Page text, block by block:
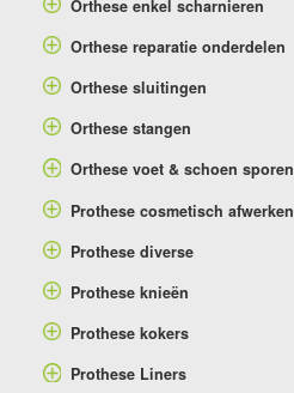
Orthese enkel scharnieren
Orthese reparatie onderdelen
Orthese sluitingen
Orthese stangen
Orthese voet & schoen sporen
Prothese cosmetisch afwerken
Prothese diverse
Prothese knieën
Prothese kokers
Prothese Liners